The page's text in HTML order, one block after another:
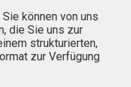
Sie können von uns
die Sie uns zur
strukturierten,
zur Verfügung